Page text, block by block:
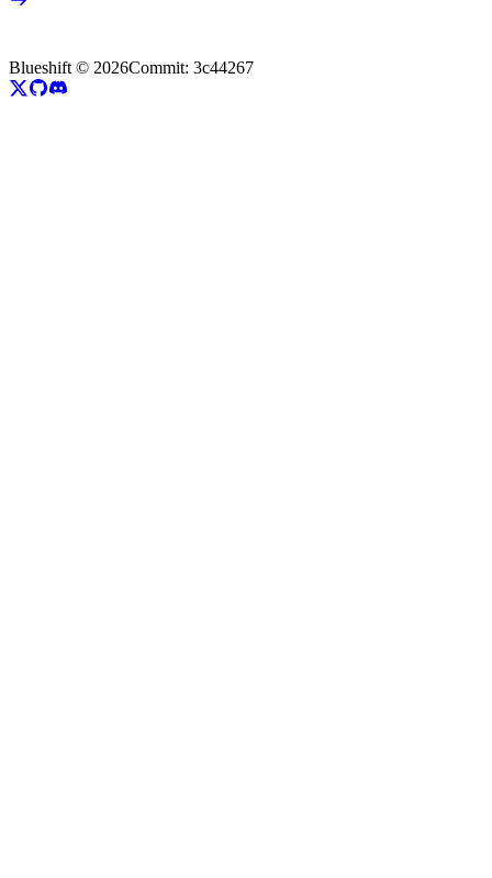
Blueshift © 2026Commit: 3c44267